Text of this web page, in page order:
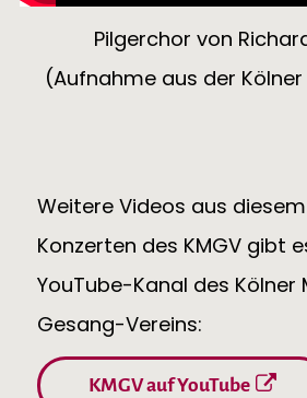
Pilgerchor von
(Aufnahme aus der
Weitere Videos aus
Konzerten des KMGV gibt
YouTube-Kanal des Kölner
Gesang-Vereins:
KMGV auf YouTube